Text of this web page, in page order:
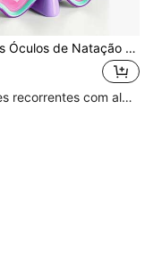
1/2 Peças Óculos de Natação para Crianças com Tira de Tecido, Adequados para Crianças de 3-15 Anos, Ponte Nasal à Prova de Fugas, Visão Clara a 180°, Regresso às Aulas
Clientes recorrentes com alta taxa de retorno